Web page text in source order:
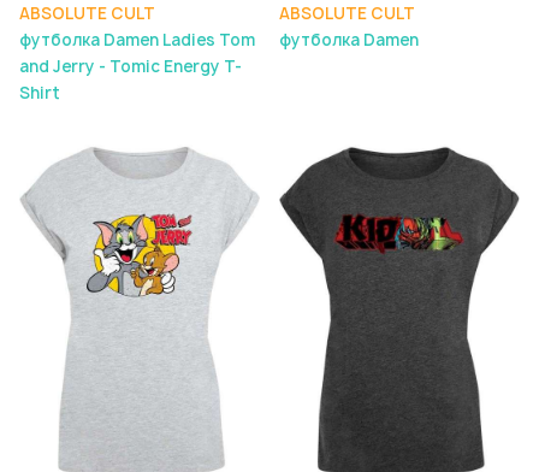
ABSOLUTE CULT
футболка Damen Ladies Tom
and Jerry - Tomic Energy T-
Shirt
ABSOLUTE CULT
футболка Damen